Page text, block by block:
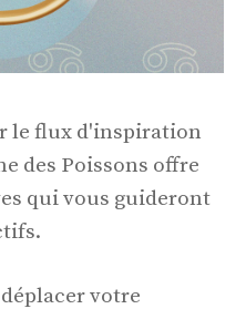
le flux d'inspiration
des Poissons offre
qui vous guideront
votre